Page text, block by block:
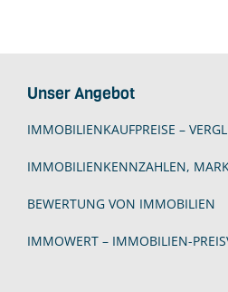
Unser Angebot
IMMOBILIENKAUFPREISE –
IMMOBILIENKENNZAHLEN,
BEWERTUNG VON IMMOBILIEN
IMMOWERT – IMMOBILIEN-